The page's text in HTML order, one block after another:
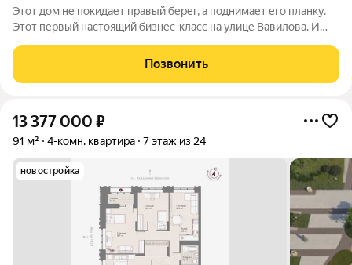
Этот дом не покидает правый берег, а поднимает его планку.
Этот первый настоящий бизнес-класс на улице Вавилова. И
панорамных окон. Обязывает
Позвонить
13 377 000 ₽
91 м² 4-комн. квартира 7 этаж из 24
новостройка